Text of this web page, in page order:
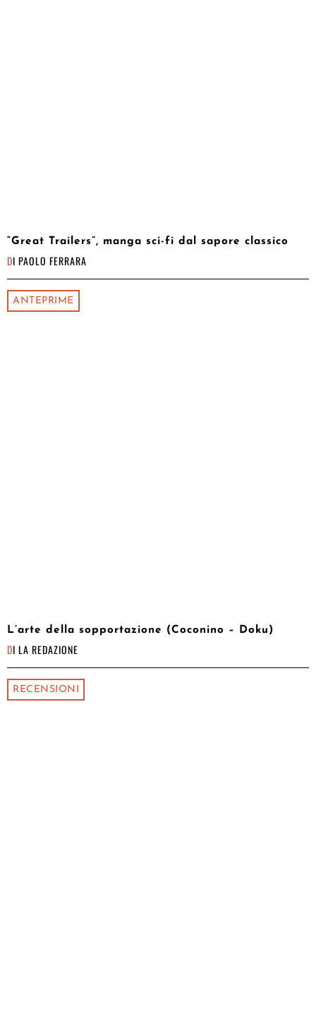
“Great Trailers”, manga sci-fi dal sapore classico
DI PAOLO FERRARA
ANTEPRIME
L’arte della sopportazione (Coconino – Doku)
DI LA REDAZIONE
RECENSIONI